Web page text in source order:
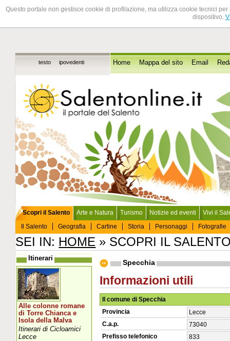
Questo portale non gestisce cookie di profilazione, ma utilizza cookie tecnici
dispositivo.
testo ipovedenti Home Mappa del sito Email
Scopri il Salento
Il Salento
Geografia Cartine Storia Personaggi Fotografie
Arte e Natura Turismo Notizie ed eventi Vivi il
SEI IN: HOME » SCOPRI IL
Specchia
Informazioni utili
Il comune di Specchia
Provincia
Lecce
C.a.p.
73040
Prefisso telefonico
833
Itinerari
Alle colonne romane
di Torre Chianca e
Isola della Malva
Itinerari di Cicloamici
Lecce